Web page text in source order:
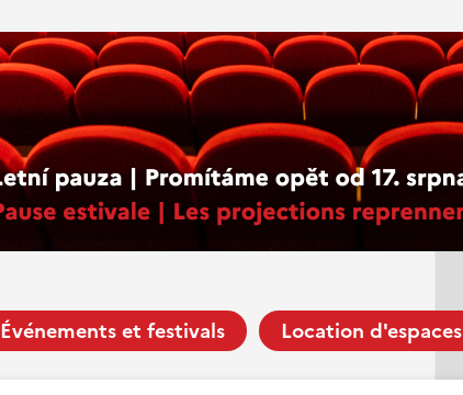
Événements et festivals Location d'espaces